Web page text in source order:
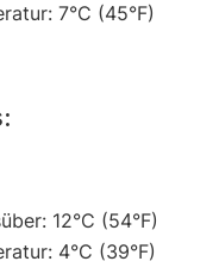
7°C (45°F)
12°C (54°F)
4°C (39°F)